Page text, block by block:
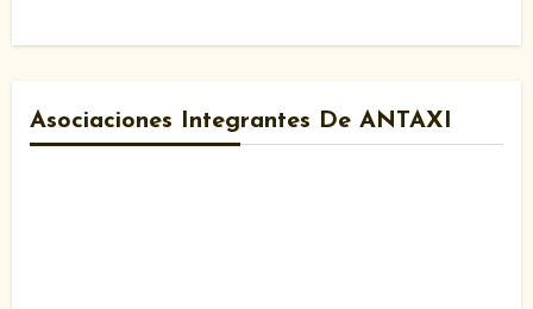
Asociaciones Integrantes De ANTAXI